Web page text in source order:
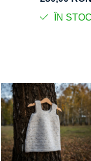
ÎN STOC